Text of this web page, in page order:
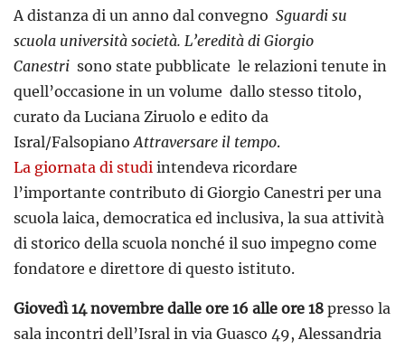
A distanza di un anno dal convegno Sguardi su
scuola università società. L’eredità di Giorgio
Canestri sono state pubblicate le relazioni tenute in
quell’occasione in un volume dallo stesso titolo,
curato da Luciana Ziruolo e edito da
Isral/FalsopianoAttraversare il tempo.
La giornata di studi intendeva ricordare
l’importante contributo di Giorgio Canestri per una
scuola laica, democratica ed inclusiva, la sua attività
di storico della scuola nonché il suo impegno come
fondatore e direttore di questo istituto.
Giovedì 14 novembre dalle ore 16 alle ore 18 presso la
sala incontri dell’Isral in via Guasco 49, Alessandria